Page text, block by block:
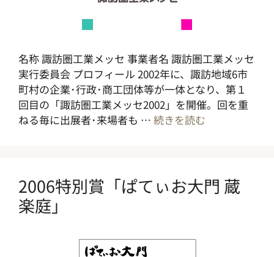
名称 諏訪圏工業メッセ 事業者名 諏訪圏工業メッセ
実行委員会 プロフィール 2002年に、諏訪地域6市
町村の企業･行政･商工団体等が一体となり、第１
回目の「諏訪圏工業メッセ2002」を開催。回を重
ねる毎に出展者･来場者も … 続きを読む
2006特別賞「ぱてぃお大門 蔵
楽庭」